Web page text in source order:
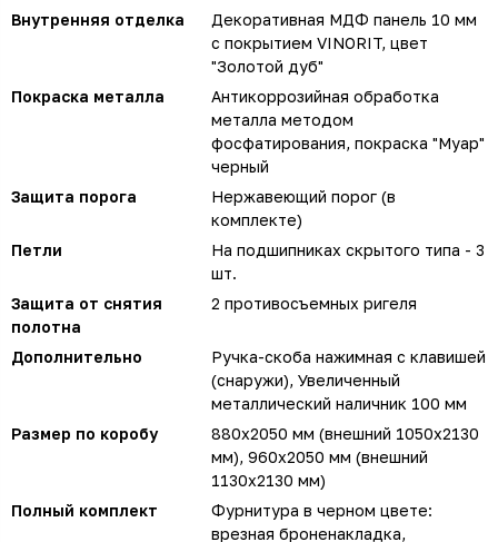
Внутренняя отделка
Декоративная МДФ панель 10 мм
с покрытием VINORIT, цвет
"Золотой дуб"
Покраска металла
Антикоррозийная обработка
металла методом
фосфатирования, покраска "Муар"
черный
Защита порога
Нержавеющий порог (в
комплекте)
Петли
На подшипниках скрытого типа - 3
шт.
Защита от снятия
полотна
2 противосъемных ригеля
Дополнительно
Ручка-скоба нажимная с клавишей
(снаружи), Увеличенный
металлический наличник 100 мм
Размер по коробу
880х2050 мм (внешний 1050х2130
мм), 960х2050 мм (внешний
1130х2130 мм)
Полный комплект
Фурнитура в черном цвете:
врезная броненакладка,